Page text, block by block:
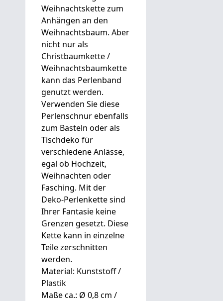
Weihnachtskette zum
Anhängen an den
Weihnachtsbaum. Aber
nicht nur als
Christbaumkette /
Weihnachtsbaumkette
kann das Perlenband
genutzt werden.
Verwenden Sie diese
Perlenschnur ebenfalls
zum Basteln oder als
Tischdeko für
verschiedene Anlässe,
egal ob Hochzeit,
Weihnachten oder
Fasching. Mit der
Deko-Perlenkette sind
Ihrer Fantasie keine
Grenzen gesetzt. Diese
Kette kann in einzelne
Teile zerschnitten
werden.
Material: Kunststoff /
Plastik
Maße ca.: Ø 0,8 cm /